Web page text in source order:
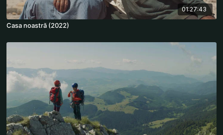
01:27:43
Casa noastră (2022)